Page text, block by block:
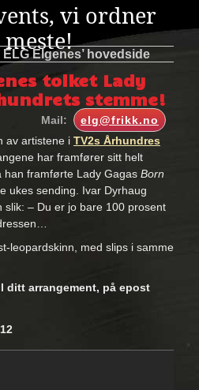
vi ordner
Elgenes’ hovedside
tolket Lady
stemme!
elg@frikk.no
Mail:
av artistene i TV2s Århundres
har framfører sitt helt
han framførte Lady Gagas Born
ukes sending. Ivar Dyrhaug
– Du er jo bare 100 prosent
leopardskinn, med slips i samme
ditt arrangement, på epost